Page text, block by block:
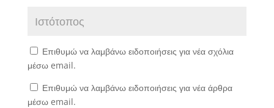
Επιθυμώ να λαμβάνω ειδοποιήσεις για νέα σχόλια
μέσω email.
Επιθυμώ να λαμβάνω ειδοποιήσεις για νέα άρθρα
μέσω email.